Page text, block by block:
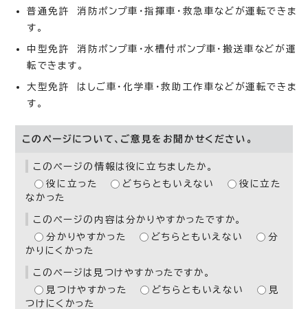
普通免許 消防ポンプ車・指揮車・救急車などが運転できま
す。
中型免許 消防ポンプ車・水槽付ポンプ車・搬送車などが運
転できます。
大型免許 はしご車・化学車・救助工作車などが運転できま
す。
このページについて、ご意見をお聞かせください。
このページの情報は役に立ちましたか。
役に立った
どちらともいえない
役に立た
なかった
このページの内容は分かりやすかったですか。
分かりやすかった
どちらともいえない
分
かりにくかった
このページは見つけやすかったですか。
見つけやすかった
どちらともいえない
見
つけにくかった